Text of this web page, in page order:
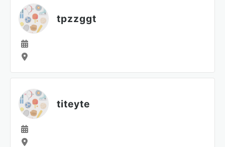
tpzzggt
titeyte